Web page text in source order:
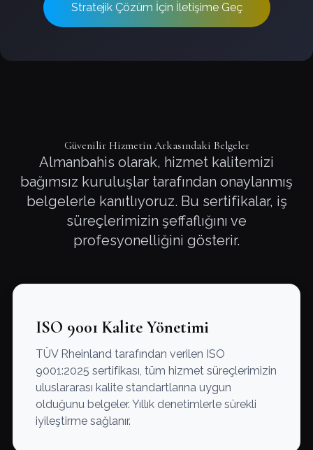
Stratejik Çözüm İçin İletişime Geç
Güvenilir Hizmetin Arkasındaki Belgeler
Almanbahis olarak, hizmet kalitemizi
bağımsız kuruluşlar tarafından onaylanmış
belgelerle kanıtlıyoruz. Bu sertifikalar, iş
süreçlerimizin şeffaflığını ve
profesyonelliğini gösterir.
ISO 9001 Kalite Yönetimi
TÜV Rheinland tarafından verilen ISO
9001:2025 sertifikası, tüm hizmet süreçlerimizin
uluslararası kalite standartlarına uygun
olduğunu belgeler. Yıllık denetimlerle sürekli
iyileştirme sağlanır.